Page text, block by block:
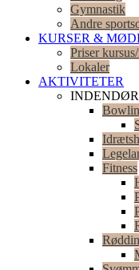
Gymnastik
Andre
KURSER &
Priser
Lokaler
AKTIVITETER
Fitness